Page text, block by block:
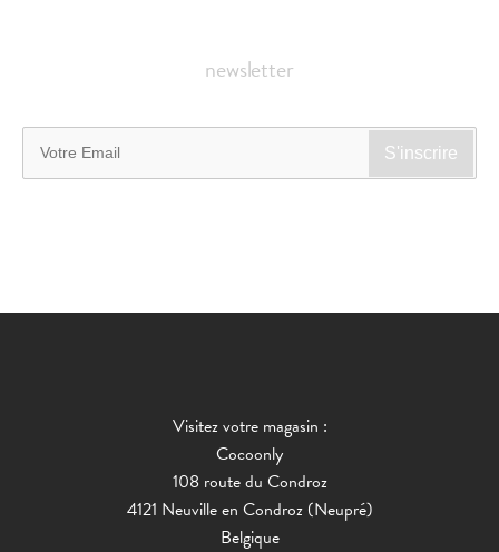
newsletter
Visitez votre magasin :
Cocoonly
108 route du Condroz
4121 Neuville en Condroz (Neupré)
Belgique